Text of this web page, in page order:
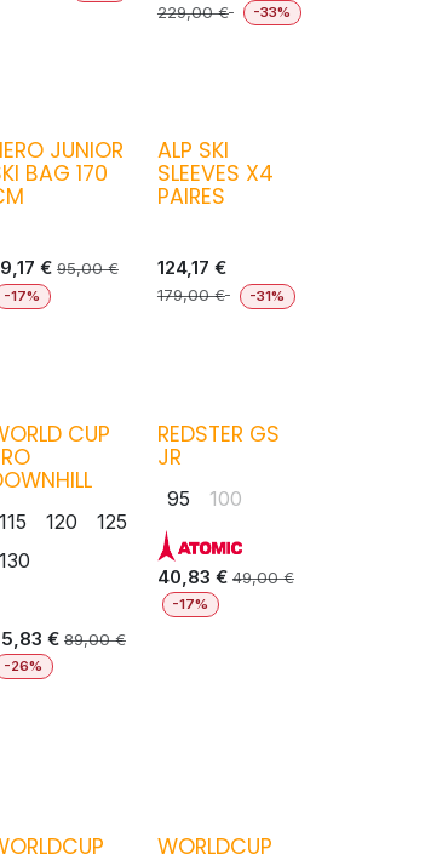
229,00€ -33%
JUNIOR
BAG 170
€ 95,00€
-17%
ALP SKI
SLEEVES X4
PAIRES
124,17 €
179,00€ -31%
CUP
115 120
125
130
€ 89,00€
-26%
REDSTER GS
JR
95 100
40,83 € 49,00€
-17%
WORLDCUP